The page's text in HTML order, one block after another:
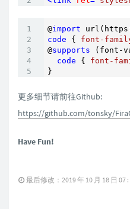
@import
code { font-
@supports (font-
code { font-
}
更多细节请前往Github:
https://github.com/tonsky/
Have Fun!
最后修改：2019 年 10 月 18 日 07 :